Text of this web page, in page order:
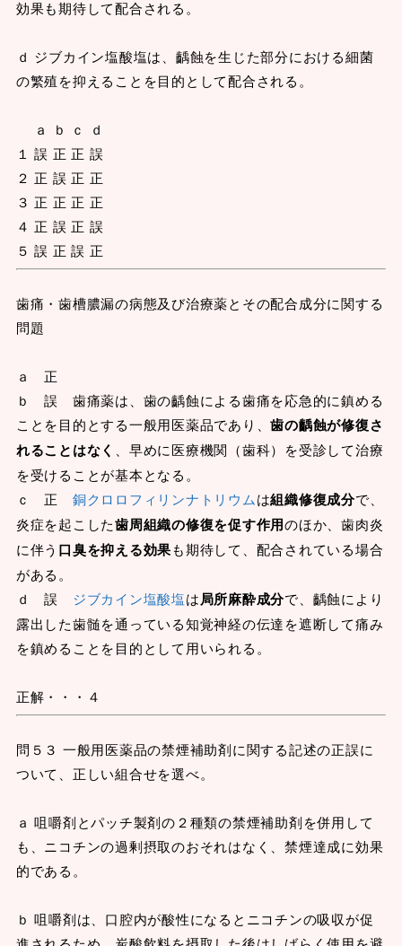
効果も期待して配合される。
ｄ ジブカイン塩酸塩は、齲蝕を生じた部分における細菌
の繁殖を抑えることを目的として配合される。
ａ ｂ ｃ ｄ
１ 誤 正 正 誤
２ 正 誤 正 正
３ 正 正 正 正
４ 正 誤 正 誤
５ 誤 正 誤 正
歯痛・歯槽膿漏の病態及び治療薬とその配合成分に関する
問題
ａ 正
ｂ 誤 歯痛薬は、歯の齲蝕による歯痛を応急的に鎮める
ことを目的とする一般用医薬品であり、歯の齲蝕が修復さ
れることはなく
、早めに医療機関（歯科）を受診して治療
を受けることが基本となる。
ｃ 正 銅クロロフィリンナトリウムは組織修復成分で、
炎症を起こした歯周組織の修復を促す作用のほか、歯肉炎
に伴う 口臭を抑える効果も期待して、配合されている場合
がある。
ｄ 誤 ジブカイン塩酸塩は局所麻酔成分で、齲蝕により
露出した歯髄を通っている知覚神経の伝達を遮断して痛み
を鎮めることを目的として用いられる。
正解・・・４
問５３ 一般用医薬品の禁煙補助剤に関する記述の正誤に
ついて、正しい組合せを選べ。
ａ 咀嚼剤とパッチ製剤の２種類の禁煙補助剤を併用して
も、ニコチンの過剰摂取のおそれはなく、禁煙達成に効果
的である。
ｂ 咀嚼剤は、口腔内が酸性になるとニコチンの吸収が促